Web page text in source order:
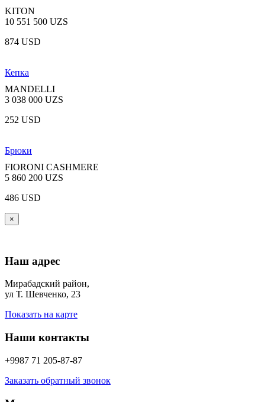
KITON
10 551 500 UZS
874 USD
Кепка
MANDELLI
3 038 000 UZS
252 USD
Брюки
FIORONI CASHMERE
5 860 200 UZS
486 USD
×
Наш адрес
Мирабадский район,
ул Т. Шевченко, 23
Показать на карте
Наши контакты
+9987 71 205-87-87
Заказать обратный звонок